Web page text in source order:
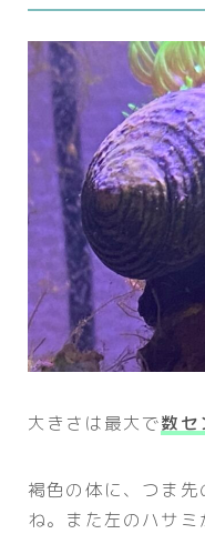
大きさは最大で数セ
褐色の体に、つま
ね。また左のハサ